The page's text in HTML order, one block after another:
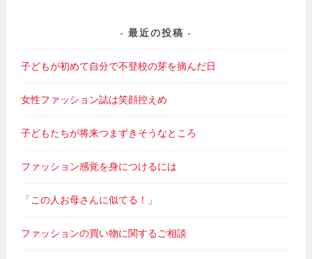
最近の投稿
子どもが初めて自分で不登校の芽を摘んだ日
女性ファッション誌は笑顔控えめ
子どもたちが将来つまずきそうなところ
ファッション感覚を身につけるには
「この人お母さんに似てる！」
ファッションの買い物に関するご相談